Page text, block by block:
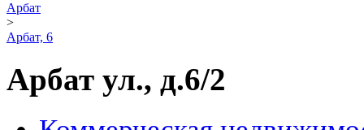
Арбат
>
Арбат, 6
Арбат ул., д.6/2